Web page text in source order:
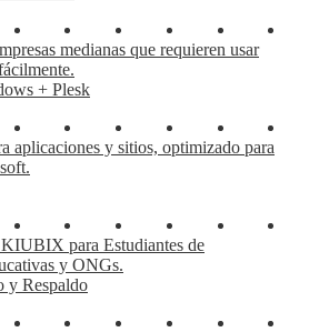
medianas que requieren usar
+ Plesk
aplicaciones y sitios, optimizado para
para Estudiantes de
y ONGs.
y Respaldo